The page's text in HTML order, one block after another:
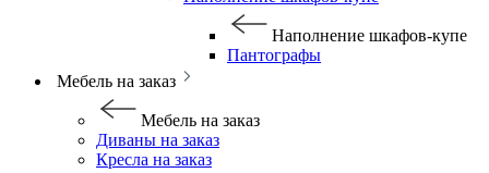
Наполнение шкафов-купе
Пантографы
Мебель на заказ
Мебель на заказ
Диваны на заказ
Кресла на заказ